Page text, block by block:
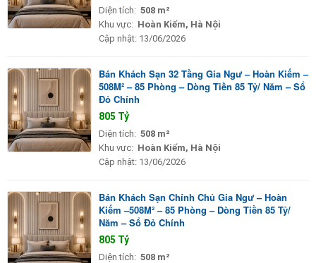
Diện tích: 508 m²
Khu vực: Hoàn Kiếm, Hà Nội
Cập nhật: 13/06/2026
Bán Khách Sạn 32 Tầng Gia Ngư – Hoàn Kiếm –
508M² – 85 Phòng – Dòng Tiền 85 Tỷ/ Năm – Sổ
Đỏ Chính
805 Tỷ
Diện tích: 508 m²
Khu vực: Hoàn Kiếm, Hà Nội
Cập nhật: 13/06/2026
Bán Khách Sạn Chính Chủ Gia Ngư – Hoàn
Kiếm –508M² – 85 Phòng – Dòng Tiền 85 Tỷ/
Năm – Sổ Đỏ Chính
805 Tỷ
Diện tích: 508 m²